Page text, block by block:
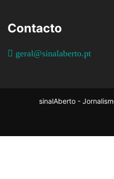
Contacto
geral@sinalaberto.pt
sinalAberto -